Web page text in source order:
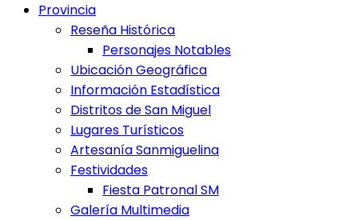
Provincia
Reseña Histórica
Personajes Notables
Ubicación Geográfica
Información Estadística
Distritos de San Miguel
Lugares Turísticos
Artesanía Sanmiguelina
Festividades
Fiesta Patronal SM
Galería Multimedia